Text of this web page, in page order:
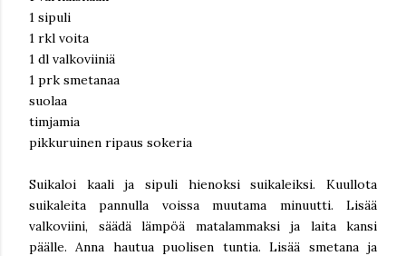
1 sipuli
1 rkl voita
1 dl valkoviiniä
1 prk smetanaa
suolaa
timjamia
pikkuruinen ripaus sokeria
Suikaloi kaali ja sipuli hienoksi suikaleiksi. Kuullota
suikaleita pannulla voissa muutama minuutti. Lisää
valkoviini, säädä lämpöä matalammaksi ja laita kansi
päälle. Anna hautua puolisen tuntia. Lisää smetana ja